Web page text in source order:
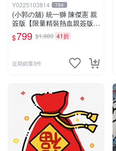
Y0225103814 794
(小郭の舖) 統一獅 陳傑憲 親
簽版【限量精裝熱血親簽版】
突破極限的信念 全新未拆封
照片是自己開封一本拍的 出
$799 $1,980 41折
近期銷量3件